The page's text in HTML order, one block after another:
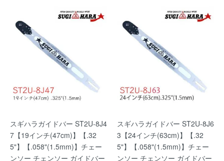
スギハラガイドバー ST2U-8J4
7【19インチ(47cm)】【.32
5"】【.058"(1.5mm)】チェー
ンソー チェンソー ガイドバー
スギハラガイドバー ST2U-8J6
3【24インチ(63cm)】【.32
5"】【.058"(1.5mm)】チェー
ンソー チェンソー ガイドバー